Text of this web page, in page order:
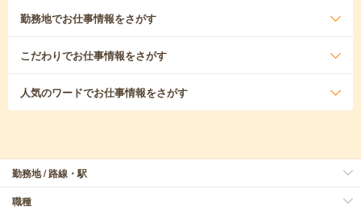
勤務地でお仕事情報をさがす
こだわりでお仕事情報をさがす
人気のワードでお仕事情報をさがす
勤務地 / 路線・駅
職種